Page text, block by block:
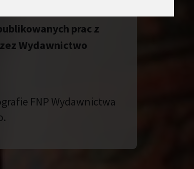
prac z
Wydawnictwo
FNP Wydawnictwa